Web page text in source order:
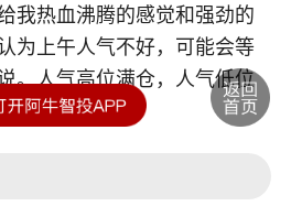
我热血沸腾的感觉和强劲的
为上午人气不好，可能会等
。人气高位满仓，人气低位
构成任何投资建议！投资风险自负。